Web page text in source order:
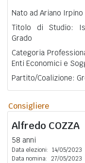
Nato ad Ariano
Titolo di Studio:
Grado
Categoria
Enti Economici e
Partito/Coalizione:
Consigliere
Alfredo COZZA
58 anni
Data elezioni: 14/05/2023
Data nomina: 27/05/2023